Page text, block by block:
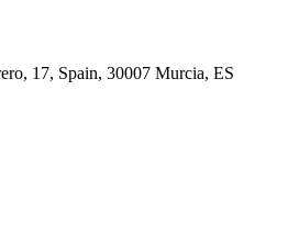
17, Spain, 30007 Murcia, ES